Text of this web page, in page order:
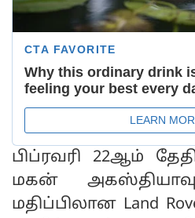
பிப்ரவரி 22ஆம்
மகன்
மதிப்பிலான Land